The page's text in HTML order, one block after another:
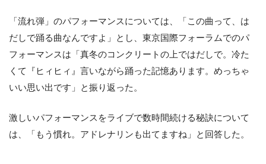
「流れ弾」のパフォーマンスについては、「この曲って、は
だしで踊る曲なんですよ」とし、東京国際フォーラムでのパ
フォーマンスは「真冬のコンクリートの上ではだしで。冷た
くて『ヒィヒィ』言いながら踊った記憶あります。めっちゃ
いい思い出です」と振り返った。
激しいパフォーマンスをライブで数時間続ける秘訣について
は、「もう慣れ。アドレナリンも出てますね」と回答した。